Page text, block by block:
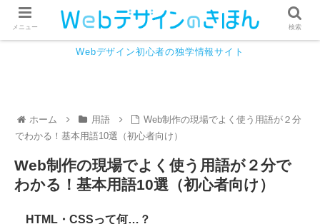
Webデザイン初心者の独学情報サイト
ホーム 用語
Web制作の現場でよく使う用語が２分
でわかる！基本用語10選（初心者向け）
Web制作の現場でよく使う用語が２分で
わかる！基本用語10選（初心者向け）
HTML・CSSって何…？
メニュー 検索